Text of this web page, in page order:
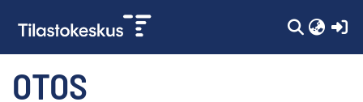
OTOS